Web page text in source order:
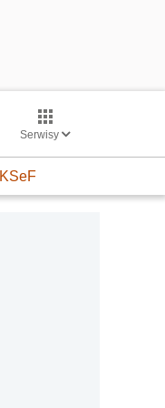
Serwisy
KSeF